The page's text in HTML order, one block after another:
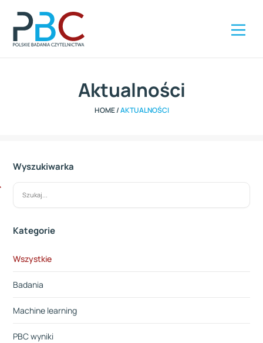
Szybki kontakt
+48 504 285 416
Aktualności
HOME/AKTUALNOŚCI
Wyszukiwarka
Kategorie
Wszystkie
Badania
Machine learning
PBC wyniki